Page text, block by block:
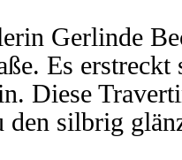
Gerlinde
Es
Diese
den silbrig